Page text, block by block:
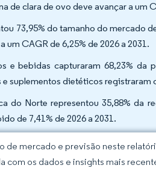
de clara de ovo deve avançar a um
73,95% do tamanho do mercado
um CAGR de 6,25% de 2026 a 2031.
e bebidas capturaram 68,23%
suplementos dietéticos
do Norte representou 35,88% da
de 7,41% de 2026 a 2031.
de mercado e previsão neste
com os dados e insights mais